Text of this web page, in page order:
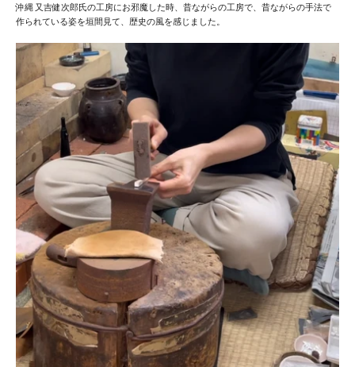
沖縄 又吉健次郎氏の工房にお邪魔した時、昔ながらの工房で、昔ながらの手法で
作られている姿を垣間見て、歴史の風を感じました。